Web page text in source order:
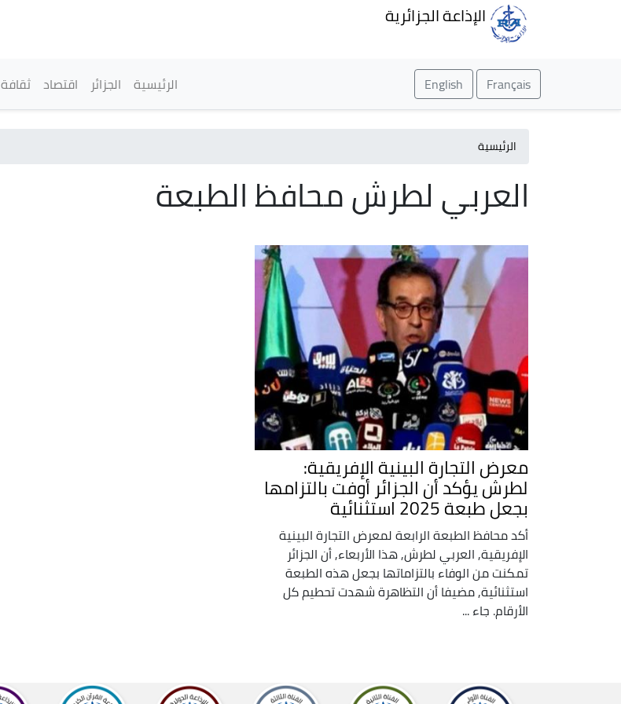
الإذاعة الجزائرية
Français
English القائمة الرئيسية
الرئيسية الجزائر اقتصاد ثقافة
الرئيسية
العربي لطرش محافظ الطبعة
معرض التجارة البينية الإفريقية:
لطرش يؤكد أن الجزائر أوفت بالتزامها
بجعل طبعة 2025 استثنائية
أكد محافظ الطبعة الرابعة لمعرض التجارة البينية
الإفريقية, العربي لطرش, هذا الأربعاء, أن الجزائر
تمكنت من الوفاء بالتزاماتها بجعل هذه الطبعة
استثنائية, مضيفا أن التظاهرة شهدت تحطيم كل
الأرقام. جاء ...